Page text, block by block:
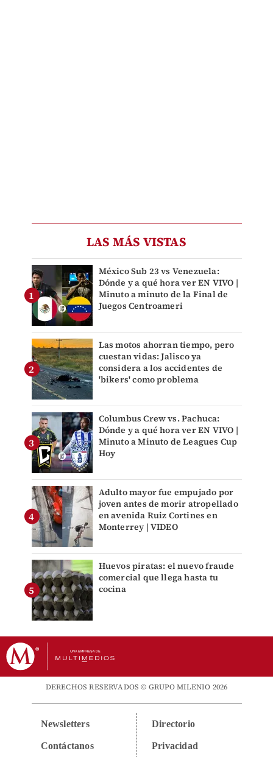
LAS MÁS VISTAS
México Sub 23 vs Venezuela:
Dónde y a qué hora ver EN VIVO |
Minuto a minuto de la Final de
Juegos Centroameri
Las motos ahorran tiempo, pero
cuestan vidas: Jalisco ya
considera a los accidentes de
'bikers' como problema
Columbus Crew vs. Pachuca:
Dónde y a qué hora ver EN VIVO |
Minuto a Minuto de Leagues Cup
Hoy
Adulto mayor fue empujado por
joven antes de morir atropellado
en avenida Ruiz Cortines en
Monterrey | VIDEO
Huevos piratas: el nuevo fraude
comercial que llega hasta tu
cocina
DERECHOS RESERVADOS © GRUPO MILENIO 2026
Newsletters
Contáctanos
Directorio
Privacidad